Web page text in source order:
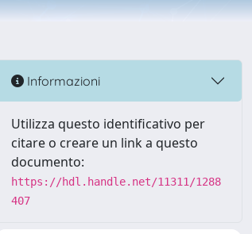
Informazioni
Utilizza questo identificativo per
citare o creare un link a questo
documento:
https://hdl.handle.net/11311/1288
407